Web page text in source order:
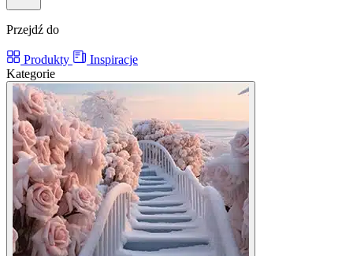
Przejdź do
Produkty
Inspiracje
Kategorie